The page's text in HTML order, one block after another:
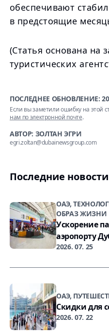
обеспечивают
в предстоящие
(Статья основана на
туристических
ПОСЛЕДНЕЕ ОБНОВЛЕНИЕ:
Если вы заметили ошибку на этой
нам по электронной почте.
АВТОР: ЗОЛТАН ЭГРИ
egri.zoltan@dubainewsgroup.com
Последние новости
ОАЭ,
ОБРАЗ ЖИЗНИ
Ускорение
аэропорту
2026. 07. 25
ОАЭ,
Скидки для
2026. 07. 22